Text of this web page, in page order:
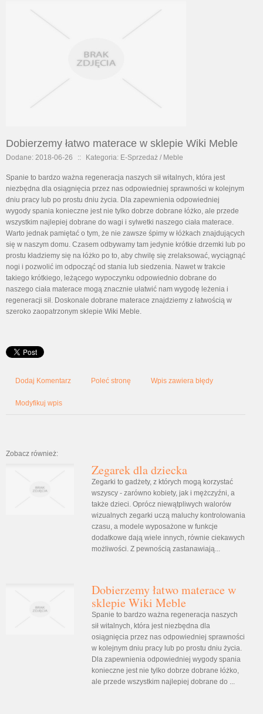
Dobierzemy łatwo materace w sklepie Wiki Meble
Dodane: 2018-06-26 :: Kategoria: E-Sprzedaż / Meble
Spanie to bardzo ważna regeneracja naszych sił witalnych, która jest
niezbędna dla osiągnięcia przez nas odpowiedniej sprawności w kolejnym
dniu pracy lub po prostu dniu życia. Dla zapewnienia odpowiedniej
wygody spania konieczne jest nie tylko dobrze dobrane łóżko, ale przede
wszystkim najlepiej dobrane do wagi i sylwetki naszego ciała materace.
Warto jednak pamiętać o tym, że nie zawsze śpimy w łóżkach znajdujących
się w naszym domu. Czasem odbywamy tam jedynie krótkie drzemki lub po
prostu kładziemy się na łóżko po to, aby chwilę się zrelaksować, wyciągnąć
nogi i pozwolić im odpocząć od stania lub siedzenia. Nawet w trakcie
takiego krótkiego, leżącego wypoczynku odpowiednio dobrane do
naszego ciała materace mogą znacznie ułatwić nam wygodę leżenia i
regeneracji sił. Doskonale dobrane materace znajdziemy z łatwością w
szeroko zaopatrzonym sklepie Wiki Meble.
Dodaj Komentarz Poleć stronę Wpis zawiera błędy
Modyfikuj wpis
Zobacz również:
Zegarek dla dziecka
Zegarki to gadżety, z których mogą korzystać
wszyscy - zarówno kobiety, jak i mężczyźni, a
także dzieci. Oprócz niewątpliwych walorów
wizualnych zegarki uczą maluchy kontrolowania
czasu, a modele wyposażone w funkcje
dodatkowe dają wiele innych, równie ciekawych
możliwości. Z pewnością zastanawiają...
Dobierzemy łatwo materace w
sklepie Wiki Meble
Spanie to bardzo ważna regeneracja naszych
sił witalnych, która jest niezbędna dla
osiągnięcia przez nas odpowiedniej sprawności
w kolejnym dniu pracy lub po prostu dniu życia.
Dla zapewnienia odpowiedniej wygody spania
konieczne jest nie tylko dobrze dobrane łóżko,
ale przede wszystkim najlepiej dobrane do ...